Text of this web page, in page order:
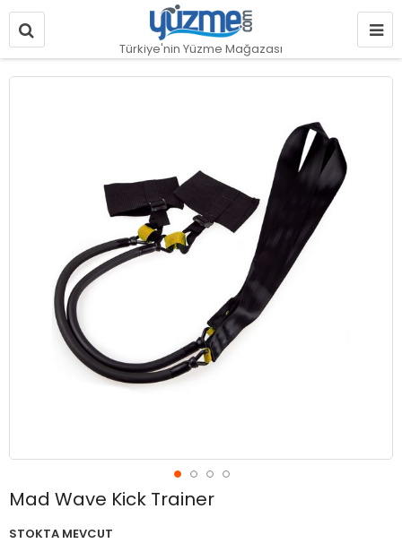
Türkiye'nin Yüzme Mağazası
Mad Wave Kick Trainer
STOKTA MEVCUT
Resim
Resim
başlangıcına